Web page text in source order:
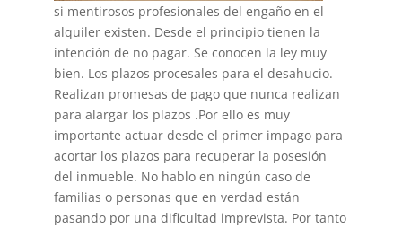
si mentirosos profesionales del engaño en el
alquiler existen. Desde el principio tienen la
intención de no pagar. Se conocen la ley muy
bien. Los plazos procesales para el desahucio.
Realizan promesas de pago que nunca realizan
para alargar los plazos .Por ello es muy
importante actuar desde el primer impago para
acortar los plazos para recuperar la posesión
del inmueble. No hablo en ningún caso de
familias o personas que en verdad están
pasando por una dificultad imprevista. Por tanto